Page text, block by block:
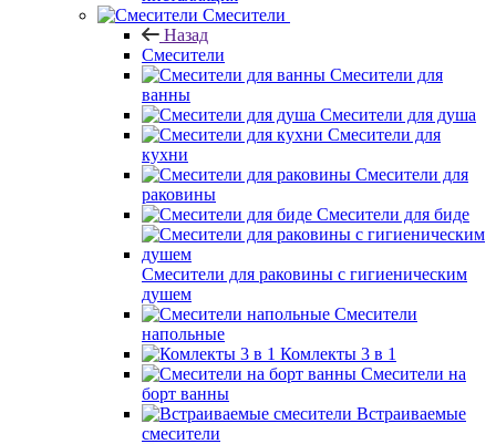
Смесители
Назад
Смесители
Смесители для
ванны
Смесители для душа
Смесители для
кухни
Смесители для
раковины
Смесители для биде
Смесители для раковины с гигиеническим
душем
Смесители
напольные
Комлекты 3 в 1
Смесители на
борт ванны
Встраиваемые
смесители